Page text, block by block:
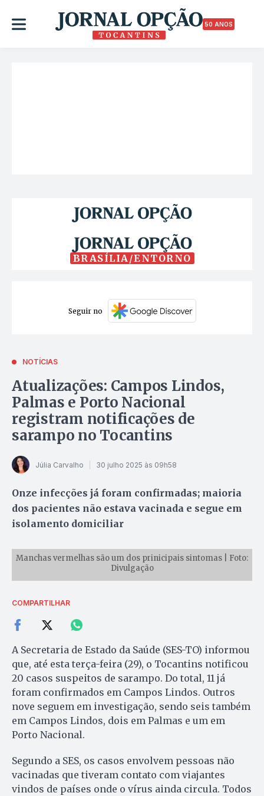
50 ANOS
BRASÍLIA/ENTORNO
Seguir no
NOTÍCIAS
Atualizações: Campos Lindos,
Palmas e Porto Nacional
registram notificações de
sarampo no Tocantins
Júlia Carvalho 30 julho 2025 às 09h58
Onze infecções já foram confirmadas; maioria
dos pacientes não estava vacinada e segue em
isolamento domiciliar
Manchas vermelhas são um dos prinicipais sintomas | Foto:
Divulgação
COMPARTILHAR
A Secretaria de Estado da Saúde (SES-TO) informou
que, até esta terça-feira (29), o Tocantins notificou
20 casos suspeitos de sarampo. Do total, 11 já
foram confirmados em Campos Lindos. Outros
nove seguem em investigação, sendo seis também
em Campos Lindos, dois em Palmas e um em
Porto Nacional.
Segundo a SES, os casos envolvem pessoas não
vacinadas que tiveram contato com viajantes
vindos de países onde o vírus ainda circula. Todos